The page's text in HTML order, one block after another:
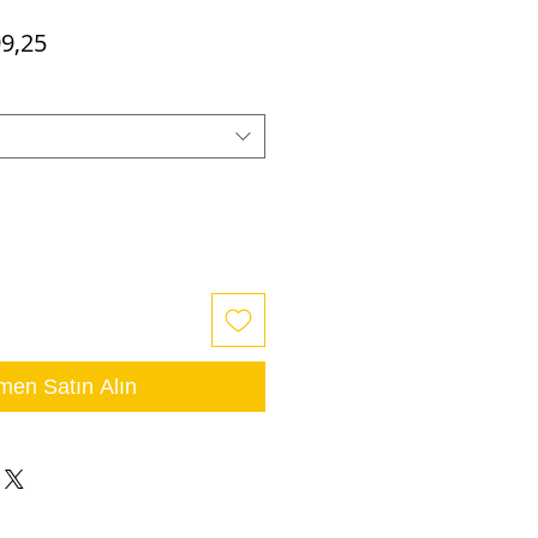
İndirimli
Satın Alın